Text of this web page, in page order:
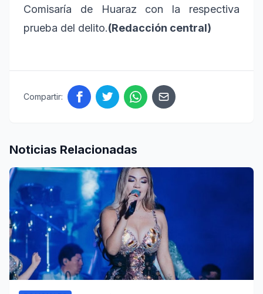
Comisaría de Huaraz con la respectiva
prueba del delito.​(Redacción central)
Compartir:
Noticias Relacionadas